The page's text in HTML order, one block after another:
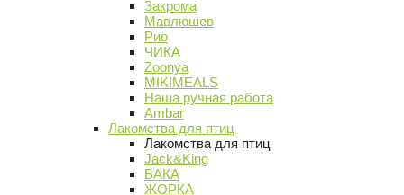
Закрома
Мавлюшев
Рио
ЧИКА
Zoonya
MIKIMEALS
Наша ручная работа
Ambar
Лакомства для птиц
Лакомства для птиц
Jack&King
ВАКА
ЖОРКА